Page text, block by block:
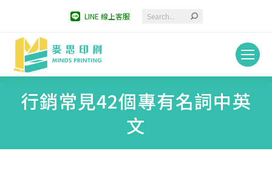
LINE 線上客服 Search:
行銷常見42個專有名詞中英
文